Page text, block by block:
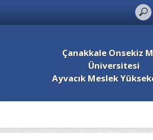
Çanakkale Onsekiz
Üniversitesi
Ayvacık Meslek